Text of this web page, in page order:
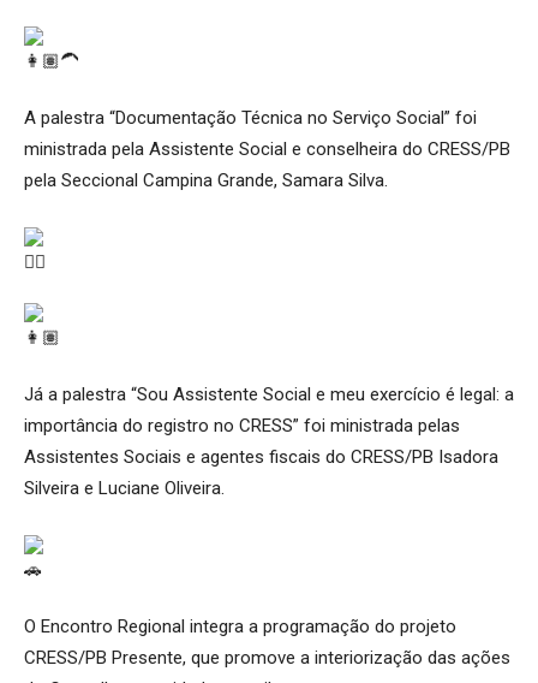
A palestra “Documentação Técnica no Serviço Social” foi
ministrada pela Assistente Social e conselheira do CRESS/PB
pela Seccional Campina Grande, Samara Silva.
Já a palestra “Sou Assistente Social e meu exercício é legal: a
importância do registro no CRESS” foi ministrada pelas
Assistentes Sociais e agentes fiscais do CRESS/PB Isadora
Silveira e Luciane Oliveira.
O Encontro Regional integra a programação do projeto
CRESS/PB Presente, que promove a interiorização das ações